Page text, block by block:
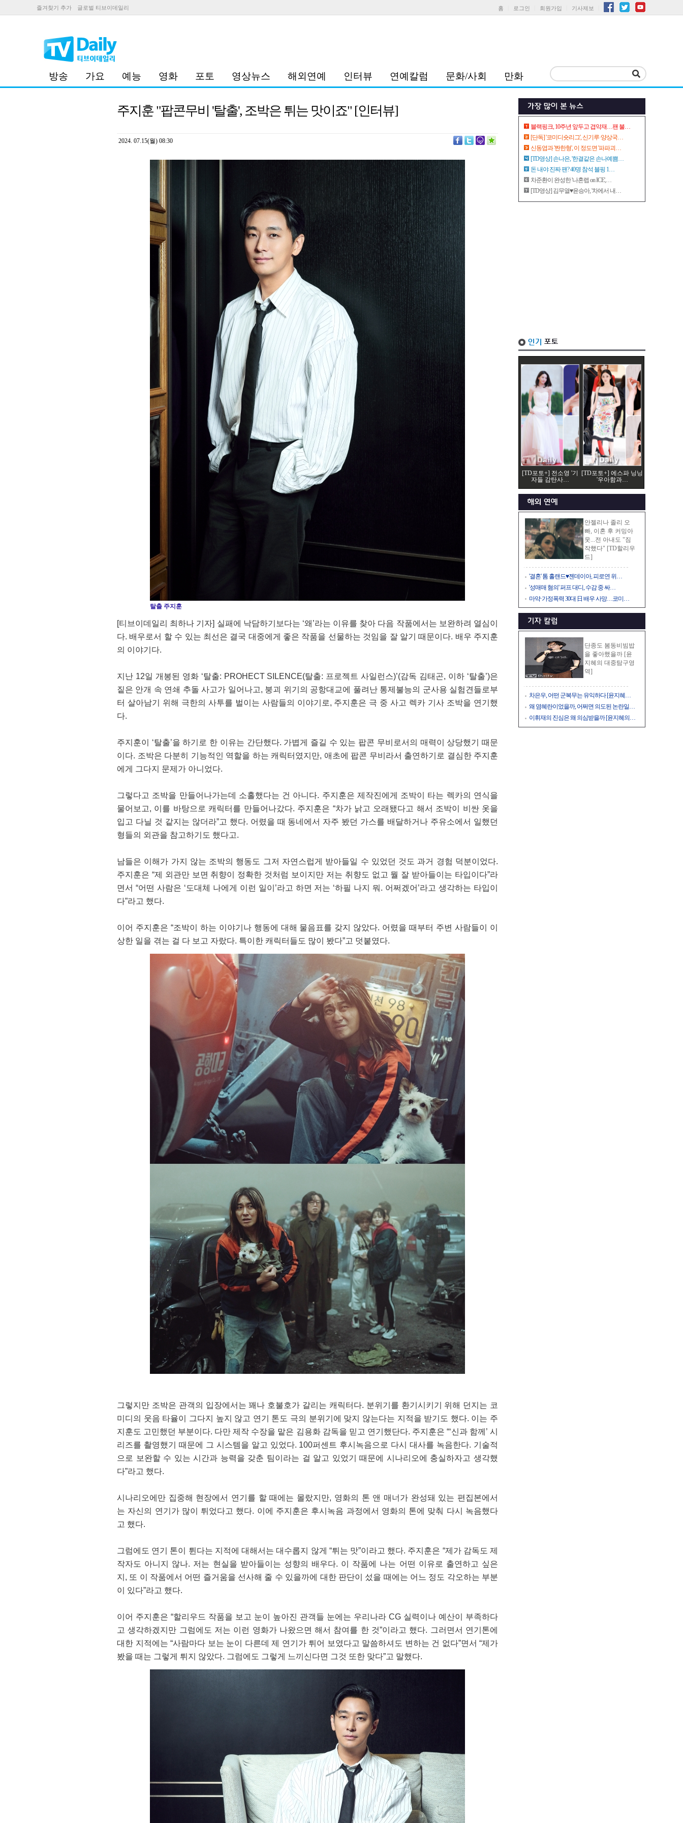
즐겨찾기 추가 글로벌 티브이데일리 홈 로그인 회원가입 기사제보
방송 가요 예능 영화 포토 영상뉴스 해외연예 인터뷰 연예칼럼 문화/사회 만화
주지훈 "팝콘무비 '탈출', 조박은 튀는 맛이죠" [인터뷰]
2024. 07.15(월) 08:30
탈출 주지훈
[티브이데일리 최하나 기자] 실패에 낙담하기보다는 ‘왜’라는 이유를 찾아 다음 작품에서는 보완하려 열심이
다. 배우로서 할 수 있는 최선은 결국 대중에게 좋은 작품을 선물하는 것임을 잘 알기 때문이다. 배우 주지훈
의 이야기다.
지난 12일 개봉된 영화 ‘탈출: PROHECT SILENCE(탈출: 프로젝트 사일런스)’(감독 김태곤, 이하 ‘탈출’)은
짙은 안개 속 연쇄 추돌 사고가 일어나고, 붕괴 위기의 공항대교에 풀려난 통제불능의 군사용 실험견들로부
터 살아남기 위해 극한의 사투를 벌이는 사람들의 이야기로, 주지훈은 극 중 사고 렉카 기사 조박을 연기했
다.
주지훈이 ‘탈출’을 하기로 한 이유는 간단했다. 가볍게 즐길 수 있는 팝콘 무비로서의 매력이 상당했기 때문
이다. 조박은 다분히 기능적인 역할을 하는 캐릭터였지만, 애초에 팝콘 무비라서 출연하기로 결심한 주지훈
에게 그다지 문제가 아니었다.
그렇다고 조박을 만들어나가는데 소홀했다는 건 아니다. 주지훈은 제작진에게 조박이 타는 렉카의 연식을
물어보고, 이를 바탕으로 캐릭터를 만들어나갔다. 주지훈은 “차가 낡고 오래됐다고 해서 조박이 비싼 옷을
입고 다닐 것 같지는 않더라”고 했다. 어렸을 때 동네에서 자주 봤던 가스를 배달하거나 주유소에서 일했던
형들의 외관을 참고하기도 했다고.
남들은 이해가 가지 않는 조박의 행동도 그저 자연스럽게 받아들일 수 있었던 것도 과거 경험 덕분이었다.
주지훈은 “제 외관만 보면 취향이 정확한 것처럼 보이지만 저는 취향도 없고 뭘 잘 받아들이는 타입이다”라
면서 “어떤 사람은 ‘도대체 나에게 이런 일이’라고 하면 저는 ‘하필 나지 뭐. 어쩌겠어’라고 생각하는 타입이
다”라고 했다.
이어 주지훈은 “조박이 하는 이야기나 행동에 대해 물음표를 갖지 않았다. 어렸을 때부터 주변 사람들이 이
상한 일을 겪는 걸 다 보고 자랐다. 특이한 캐릭터들도 많이 봤다”고 덧붙였다.
그렇지만 조박은 관객의 입장에서는 꽤나 호불호가 갈리는 캐릭터다. 분위기를 환기시키기 위해 던지는 코
미디의 웃음 타율이 그다지 높지 않고 연기 톤도 극의 분위기에 맞지 않는다는 지적을 받기도 했다. 이는 주
지훈도 고민했던 부분이다. 다만 제작 수장을 맡은 김용화 감독을 믿고 연기했단다. 주지훈은 “‘신과 함께’ 시
리즈를 촬영했기 때문에 그 시스템을 알고 있었다. 100퍼센트 후시녹음으로 다시 대사를 녹음한다. 기술적
으로 보완할 수 있는 시간과 능력을 갖춘 팀이라는 걸 알고 있었기 때문에 시나리오에 충실하자고 생각했
다”라고 했다.
시나리오에만 집중해 현장에서 연기를 할 때에는 몰랐지만, 영화의 톤 앤 매너가 완성돼 있는 편집본에서
는 자신의 연기가 많이 튀었다고 했다. 이에 주지훈은 후시녹음 과정에서 영화의 톤에 맞춰 다시 녹음했다
고 했다.
그럼에도 연기 톤이 튄다는 지적에 대해서는 대수롭지 않게 “튀는 맛”이라고 했다. 주지훈은 “제가 감독도 제
작자도 아니지 않나. 저는 현실을 받아들이는 성향의 배우다. 이 작품에 나는 어떤 이유로 출연하고 싶은
지, 또 이 작품에서 어떤 즐거움을 선사해 줄 수 있을까에 대한 판단이 섰을 때에는 어느 정도 각오하는 부분
이 있다”라고 했다.
이어 주지훈은 “할리우드 작품을 보고 눈이 높아진 관객들 눈에는 우리나라 CG 실력이나 예산이 부족하다
고 생각하겠지만 그럼에도 저는 이런 영화가 나왔으면 해서 참여를 한 것”이라고 했다. 그러면서 연기톤에
대한 지적에는 “사람마다 보는 눈이 다른데 제 연기가 튀어 보였다고 말씀하셔도 변하는 건 없다”면서 “제가
봤을 때는 그렇게 튀지 않았다. 그럼에도 그렇게 느끼신다면 그것 또한 맞다”고 말했다.
블랙핑크, 10주년 앞두고 겹악재…팬 불…
[단독] '코미디숏리그', 신기루·양상국…
신동엽과 '짠한형', 이 정도면 '파파괴…
[TD영상] 손나은, '한결같은 손나예쁨…
돈 내야 진짜 팬? 40명 참석 블핑 1…
차준환이 완성한 '나혼렙 on ICE',…
[TD영상] 김무열♥윤승아, '차에서 내…
[TD포토+] 전소영 '기
자들 감탄사…
[TD포토+] 에스파 닝닝
'우아함과…
안젤리나 졸리 오
빠, 이혼 후 커밍아
웃...전 아내도 "짐
작했다" [TD할리우
드]
'결혼' 톰 홀랜드♥젠데이아, 피로연 위…
'성매매 혐의' 퍼프 대디, 수감 중 싸…
마약·가정폭력 30대 日 배우 사망…코미…
단종도 봄동비빔밥
을 좋아했을까 [윤
지혜의 대중탐구영
역]
차은우, 어떤 군복무는 유익하다 [윤지혜…
왜 염혜란이었을까, 어쩌면 의도된 논란일…
이휘재의 진심은 왜 의심받을까 [윤지혜의…